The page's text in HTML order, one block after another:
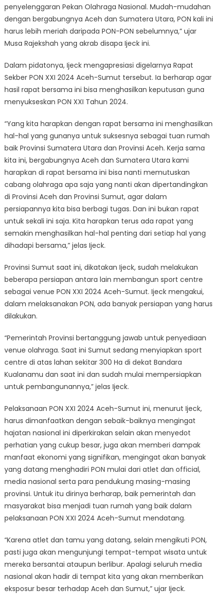
penyelenggaran Pekan Olahraga Nasional. Mudah-mudahan
dengan bergabungnya Aceh dan Sumatera Utara, PON kali ini
harus lebih meriah daripada PON-PON sebelumnya,” ujar
Musa Rajekshah yang akrab disapa Ijeck ini.
Dalam pidatonya, Ijeck mengapresiasi digelarnya Rapat
Sekber PON XXI 2024 Aceh-Sumut tersebut. Ia berharap agar
hasil rapat bersama ini bisa menghasilkan keputusan guna
menyukseskan PON XXI Tahun 2024.
“Yang kita harapkan dengan rapat bersama ini menghasilkan
hal-hal yang gunanya untuk suksesnya sebagai tuan rumah
baik Provinsi Sumatera Utara dan Provinsi Aceh. Kerja sama
kita ini, bergabungnya Aceh dan Sumatera Utara kami
harapkan di rapat bersama ini bisa nanti memutuskan
cabang olahraga apa saja yang nanti akan dipertandingkan
di Provinsi Aceh dan Provinsi Sumut, agar dalam
persiapannya kita bisa berbagi tugas. Dan ini bukan rapat
untuk sekali ini saja. Kita harapkan terus ada rapat yang
semakin menghasilkan hal-hal penting dari setiap hal yang
dihadapi bersama,” jelas Ijeck.
Provinsi Sumut saat ini, dikatakan Ijeck, sudah melakukan
beberapa persiapan antara lain membangun sport centre
sebagai venue PON XXI 2024 Aceh-Sumut. Ijeck mengakui,
dalam melaksanakan PON, ada banyak persiapan yang harus
dilakukan.
“Pemerintah Provinsi bertanggung jawab untuk penyediaan
venue olahraga. Saat ini Sumut sedang menyiapkan sport
centre di atas lahan sekitar 300 Ha di dekat Bandara
Kualanamu dan saat ini dan sudah mulai mempersiapkan
untuk pembangunannya,” jelas Ijeck.
Pelaksanaan PON XXI 2024 Aceh-Sumut ini, menurut Ijeck,
harus dimanfaatkan dengan sebaik-baiknya mengingat
hajatan nasional ini diperkirakan selain akan menyedot
perhatian yang cukup besar, juga akan memberi dampak
manfaat ekonomi yang signifikan, mengingat akan banyak
yang datang menghadiri PON mulai dari atlet dan official,
media nasional serta para pendukung masing-masing
provinsi. Untuk itu dirinya berharap, baik pemerintah dan
masyarakat bisa menjadi tuan rumah yang baik dalam
pelaksanaan PON XXI 2024 Aceh-Sumut mendatang.
“Karena atlet dan tamu yang datang, selain mengikuti PON,
pasti juga akan mengunjungi tempat-tempat wisata untuk
mereka bersantai ataupun berlibur. Apalagi seluruh media
nasional akan hadir di tempat kita yang akan memberikan
eksposur besar terhadap Aceh dan Sumut,” ujar Ijeck.